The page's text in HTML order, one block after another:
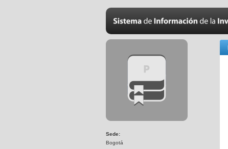
Sede:
Bogotá